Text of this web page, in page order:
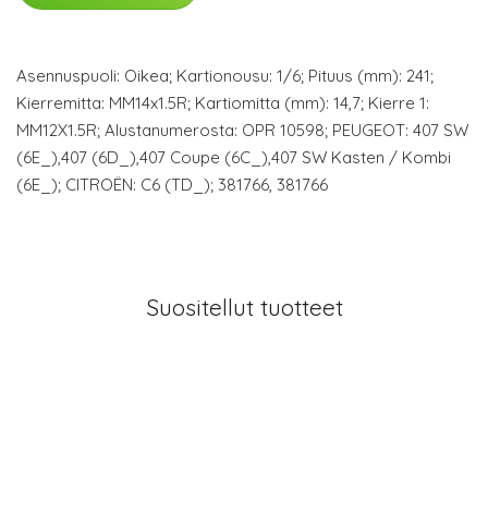
Asennuspuoli: Oikea; Kartionousu: 1/6; Pituus (mm): 241;
Kierremitta: MM14x1.5R; Kartiomitta (mm): 14,7; Kierre 1:
MM12X1.5R; Alustanumerosta: OPR 10598; PEUGEOT: 407 SW
(6E_),407 (6D_),407 Coupe (6C_),407 SW Kasten / Kombi
(6E_); CITROËN: C6 (TD_); 381766, 381766
Suositellut tuotteet